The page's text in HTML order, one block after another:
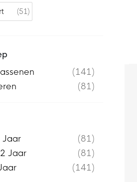
51
141
81
81
Jaar
81
141